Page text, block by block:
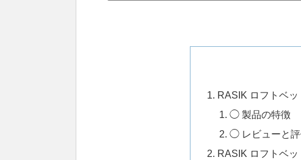
RASIK ロフトベッ
◯ 製品の特徴
◯ レビューと
RASIK ロフトベ